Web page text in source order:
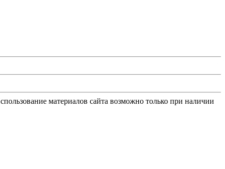
материалов сайта возможно только при наличии